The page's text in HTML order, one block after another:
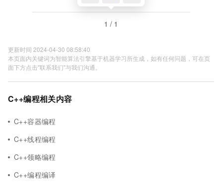
1 / 1
更新时间 2024-04-30 08:58:40
本页面内关键词为智能算法引擎基于机器学习所生成，如有任何问题，可在页
面下方点击"联系我们"与我们沟通。
C++编程相关内容
C++容器编程
C++线程编程
C++领略编程
C++编程编译